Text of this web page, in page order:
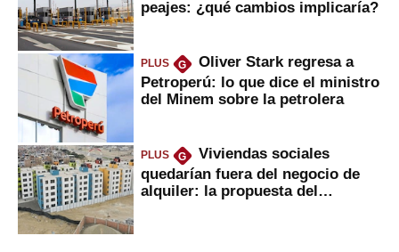
peajes: ¿qué cambios implicaría?
PLUS G
Oliver Stark regresa a
Petroperú: lo que dice el ministro
del Minem sobre la petrolera
PLUS G
Viviendas sociales
quedarían fuera del negocio de
alquiler: la propuesta del